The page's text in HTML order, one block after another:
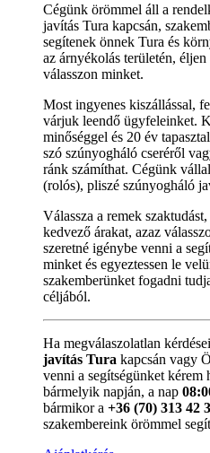
Cégünk örömmel áll a
javítás Tura kapcsán,
segítenek önnek Tura és
az árnyékolás területén,
válasszon minket.
Most ingyenes kiszállással,
várjuk leendő ügyfeleinket.
minőséggel és 20 év
szó szúnyogháló cseréről
ránk számíthat. Cégünk
(rolós), pliszé szúnyogháló
Válassza a remek
kedvező árakat, azaz
szeretné igénybe venni a
minket és egyeztessen le
szakemberünket fogadni
céljából.
Ha megválaszolatlan
javítás Tura kapcsán vagy
venni a segítségünket
bármelyik napján, a nap
bármikor a +36 (70) 313 42
szakembereink örömmel